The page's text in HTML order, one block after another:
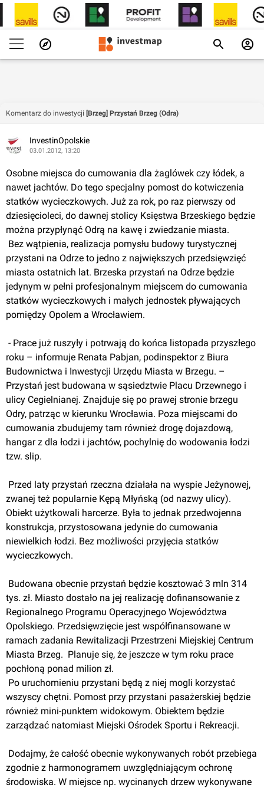
Komentarz do inwestycji [Brzeg] Przystań Brzeg (Odra)
InvestinOpolskie
03.01.2012, 13:20
Osobne miejsca do cumowania dla żaglówek czy łódek, a
nawet jachtów. Do tego specjalny pomost do kotwiczenia
statków wycieczkowych. Już za rok, po raz pierwszy od
dziesięcioleci, do dawnej stolicy Księstwa Brzeskiego będzie
można przypłynąć Odrą na kawę i zwiedzanie miasta.
przystani na Odrze to jedno z największych przedsięwzięć
miasta ostatnich lat. Brzeska przystań na Odrze będzie
jedynym w pełni profesjonalnym miejscem do cumowania
statków wycieczkowych i małych jednostek pływających
pomiędzy Opolem a Wrocławiem.
roku – informuje Renata Pabjan, podinspektor z Biura
Budownictwa i Inwestycji Urzędu Miasta w Brzegu. –
Przystań jest budowana w sąsiedztwie Placu Drzewnego i
ulicy Cegielnianej. Znajduje się po prawej stronie brzegu
Odry, patrząc w kierunku Wrocławia. Poza miejscami do
cumowania zbudujemy tam również drogę dojazdową,
hangar z dla łodzi i jachtów, pochylnię do wodowania łodzi
tzw. slip.
zwanej też popularnie Kępą Młyńską (od nazwy ulicy).
Obiekt użytkowali harcerze. Była to jednak przedwojenna
konstrukcja, przystosowana jedynie do cumowania
niewielkich łodzi. Bez możliwości przyjęcia statków
wycieczkowych.
tys. zł. Miasto dostało na jej realizację dofinansowanie z
Regionalnego Programu Operacyjnego Województwa
Opolskiego. Przedsięwzięcie jest współfinansowane w
ramach zadania Rewitalizacji Przestrzeni Miejskiej Centrum
Miasta Brzeg.  Planuje się, że jeszcze w tym roku prace
pochłoną ponad milion zł.
wszyscy chętni. Pomost przy przystani pasażerskiej będzie
również mini-punktem widokowym. Obiektem będzie
zarządzać natomiast Miejski Ośrodek Sportu i Rekreacji.
zgodnie z harmonogramem uwzględniającym ochronę
środowiska. W miejsce np. wycinanych drzew wykonywane